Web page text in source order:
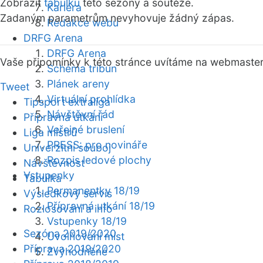
Kariéra
Redakce webu
DRFG Arena
DRFG Arena
Schéma tribun
Plánek areny
Virtuální prohlídka
Návštěvní řád
Veřejné bruslení
PRESS: pro novináře
Rozpis ledové plochy
Vstupenky
Permanentky 18/19
Přípravná utkání 18/19
Vstupenky 18/19
Uvolňování míst
Zvýhodněné
Zobrazit tabulku této sezóny a soutěže.
Zadaným parametrům nevyhovuje žádný zápas.
Vaše připomínky k této stránce uvítáme na webmaster
Tweet
Tipsport extraliga
Přípravná utkání
Liga mistrů
Univerzitní souboj
Návštěvnost
Tabulka
Výsledkový servis
Rozlosování a info
Sezóna 2019/2020
Příprava 2019/2020